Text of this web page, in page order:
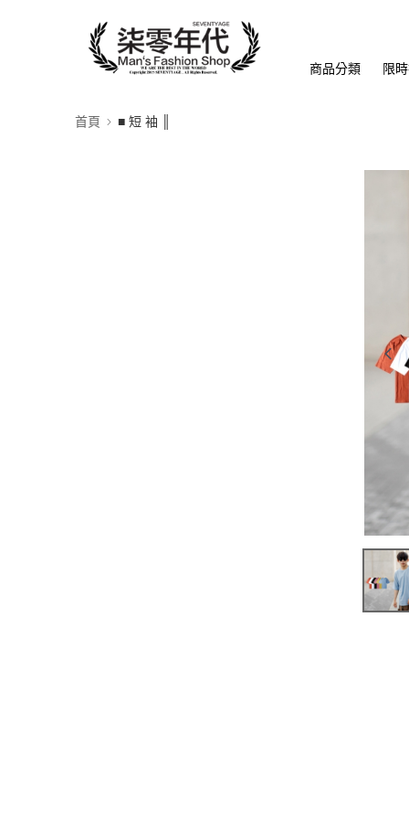
商品分類 限
首頁 ■ 短 袖 ║